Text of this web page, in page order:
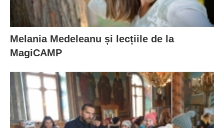
Melania Medeleanu și lecțiile de la
MagiCAMP